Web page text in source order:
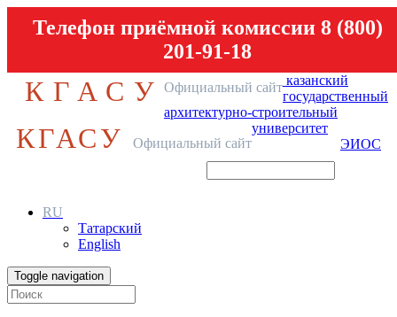
Телефон приёмной комиссии 8 (800)
201-91-18
КГАСУ Официальный сайт казанский
государственный
архитектурно-строительный
университет
КГАСУ Официальный сайт ЭИОС
RU
Татарский
English
Toggle navigation